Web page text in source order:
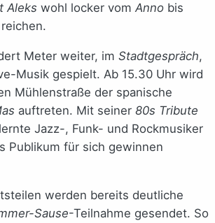
Aleks wohl locker vom Anno bis
reichen.
Meter weiter, im Stadtgespräch,
Musik gespielt. Ab 15.30 Uhr wird
Mühlenstraße der spanische
auftreten. Mit seiner 80s Tribute
Jazz-, Funk- und Rockmusiker
Publikum für sich gewinnen
werden bereits deutliche
Sause-Teilnahme gesendet. So